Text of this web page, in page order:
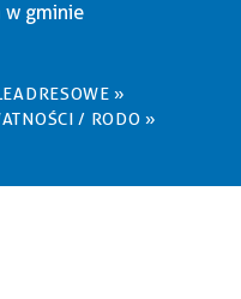
w gminie
»
/ RODO »